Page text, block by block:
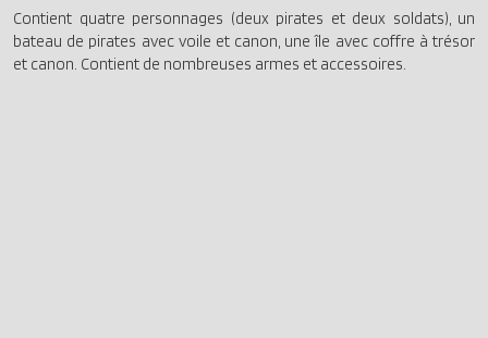
Contient quatre personnages (deux pirates et deux soldats), un
bateau de pirates avec voile et canon, une île avec coffre à trésor
et canon. Contient de nombreuses armes et accessoires.